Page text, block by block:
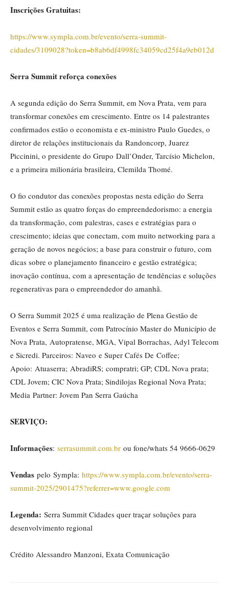
Inscrições Gratuitas:
https://www.sympla.com.br/evento/serra-summit-
cidades/3109028?token=b8ab6df4998fc34059cd25f4a9eb012d
Serra Summit reforça conexões
A segunda edição do Serra Summit, em Nova Prata, vem para
transformar conexões em crescimento. Entre os 14 palestrantes
confirmados estão o economista e ex-ministro Paulo Guedes, o
diretor de relações institucionais da Randoncorp, Juarez
Piccinini, o presidente do Grupo Dall’Onder, Tarcísio Michelon,
e a primeira milionária brasileira, Clemilda Thomé.
O fio condutor das conexões propostas nesta edição do Serra
Summit estão as quatro forças do empreendedorismo: a energia
da transformação, com palestras, cases e estratégias para o
crescimento; ideias que conectam, com muito networking para a
geração de novos negócios; a base para construir o futuro, com
dicas sobre o planejamento financeiro e gestão estratégica;
inovação contínua, com a apresentação de tendências e soluções
regenerativas para o empreendedor do amanhã.
O Serra Summit 2025 é uma realização de Plena Gestão de
Eventos e Serra Summit, com Patrocínio Master do Município de
Nova Prata, Autopratense, MGA, Vipal Borrachas, Adyl Telecom
e Sicredi. Parceiros: Naveo e Super Cafés De Coffee;
Apoio: Atuaserra; AbradiRS; compratri; GP; CDL Nova prata;
CDL Jovem; CIC Nova Prata; Sindilojas Regional Nova Prata;
Media Partner: Jovem Pan Serra Gaúcha
SERVIÇO:
Informações: serrasummit.com.br ou fone/whats 54 9666-0629
Vendas pelo Sympla: https://www.sympla.com.br/evento/serra-
summit-2025/2901475?referrer=www.google.com
Legenda: Serra Summit Cidades quer traçar soluções para
desenvolvimento regional
Crédito Alessandro Manzoni, Exata Comunicação